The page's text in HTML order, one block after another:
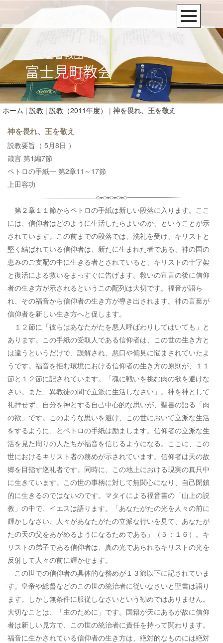
ホーム | 説教 | 説教（2011年度） | 神を畏れ、王を敬え
神を畏れ、王を敬え
説教要旨（ 5月8日 ）
箴言 第1編7節
ペトロの手紙一 第2章11～17節
上田容功
第２章１１節からペトロの手紙は新しい段落に入ります。ここ
には、信仰者はどのように生活したらよいのか、ということが示
されています。この前までの段落では、洗礼を受け、キリストと
堅く結ばれている信仰者は、新たに生まれた者である、神の国の
恵みのご支配の中に生きる者とされていると、キリストの十字架
と復活による救いをまっすぐに告げます。救いの宣言の後に信仰
者の生き方が示されるというこの配列は大切です。福音が語ら
れ、その福音から信仰者の生き方が導き出されます。神の言葉が
信仰者を新しい生き方へと促します。
１２節に「彼らはあなたがたを悪人呼ばわりしてはいても」と
あります。この手紙の受取人である信仰者は、この世の生き方と
は違うというだけで、誤解され、悪口や偏見に悩まされていたよ
うです。福音を拒む環境における信仰者の生き方の原則が、１１
節と１２節に記されています。「魂に戦いを挑む肉の欲を避けな
さい。また、異教徒の間で立派に生活しなさい」。神を神として
礼拝せず、自分を神とする自己中心的な思いが、聖書の語る「肉
の欲」です。このような思いを避け、この世において立派な生活
をするように、とペトロの手紙は励まします。信仰者の立派な生
活を見た周りの人たちが福音を信じるようになる。ここに、この
世におけるキリスト者の務めが示されています。信仰者は天の故
郷を目指す巡礼者です。同時に、この地上における現実の真只中
に生きています。この世の事柄に対して無関心になり、自己閉鎖
的に生きるのではないのです。マタイによる福音書の「山上の説
教」の中で、イエスは語ります。「あなたがたの光を人々の前に
輝かしなさい、人々があなたがたの立派な行いを見て、あなたが
たの天の父をあがめるようになるためである」（５：１６）。キ
リストの弟子である信仰者は、真の光であられるキリストの光を
反射して人々の前に輝かせます。
この世での信仰者の具体的な務めが１３節以下に記されていま
す。皇帝や総督などのこの世の統治者に従いなさいと聖書は語り
ます。しかし無条件に服従しなさいという勧めではありません。
大切なことは、「主のために」です。国籍が天にあるが故に信仰
者は新しい見方で、この世の統治者に責任を持って関わります。
福音に生かされている信仰者の生き方は、絶対的なものには絶対